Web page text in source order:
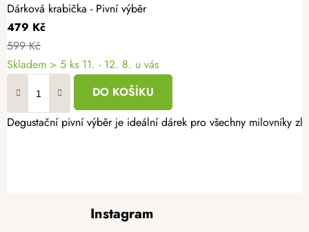
Dárková krabička - Pivní výběr
479 Kč
599 Kč
Skladem > 5 ks 11. - 12. 8. u vás
DO KOŠÍKU
Degustační pivní výběr je ideální dárek pro všechny milovníky
Instagram